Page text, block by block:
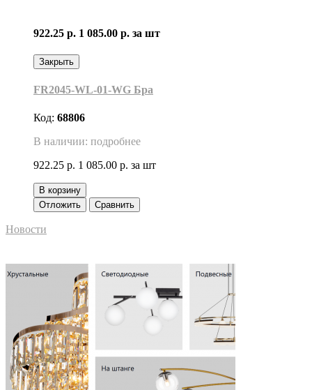
922.25 р. 1 085.00 р. за шт
Закрыть
FR2045-WL-01-WG Бра
Код: 68806
В наличии: подробнее
922.25 р. 1 085.00 р. за шт
В корзину
Отложить
Сравнить
Новости